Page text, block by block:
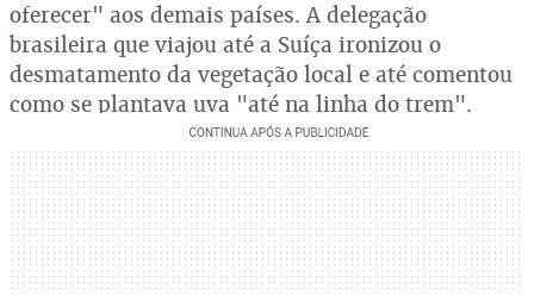
oferecer" aos demais países. A delegação
brasileira que viajou até a Suíça ironizou o
desmatamento da vegetação local e até comentou
como se plantava uva "até na linha do trem".